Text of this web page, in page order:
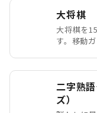
大将棋
大将棋を
す。移動
二字熟
ズ）